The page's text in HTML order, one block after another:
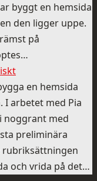
byggt en hemsida
den ligger uppe.
på
en hemsida
arbetet med Pia
noggrant med
preliminära
rubriksättningen
och vrida på det…